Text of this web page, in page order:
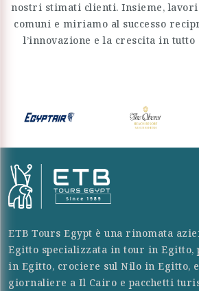
nostri stimati clienti. Insieme,
comuni e miriamo al successo
l’innovazione e la crescita in tutto
ETB Tours Egypt è una rinomata
Egitto specializzata in tour in Egitto,
in Egitto, crociere sul Nilo in Egitto,
giornaliere a Il Cairo e pacchetti